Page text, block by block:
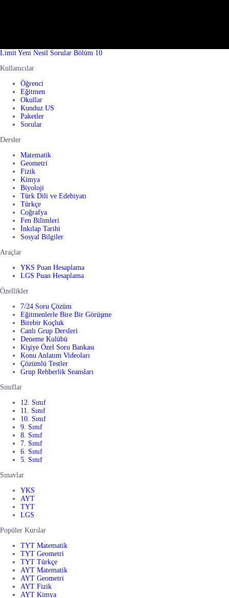
Limit Yeni Nesil Sorular Bölüm 10
Kullanıcılar
Öğrenci
Eğitmen
Okullar
Kunduz US
Paketler
Sorular
Dersler
Matematik
Geometri
Fizik
Kimya
Biyoloji
Türk Dili ve Edebiyatı
Türkçe
Coğrafya
Fen Bilimleri
İnkılap Tarihi
Sosyal Bilgiler
Araçlar
YKS Puan Hesaplama
LGS Puan Hesaplama
Özellikler
7/24 Soru Çözüm
Eğitmenlerle Bire Bir Görüşme
Birebir Koçluk
Canlı Grup Dersleri
Deneme Kulübü
Kişiye Özel Soru Bankası
Konu Anlatım Videoları
Çözümlü Testler
Grup Rehberlik Seansları
Sınıflar
12. Sınıf
11. Sınıf
10. Sınıf
9. Sınıf
8. Sınıf
7. Sınıf
6. Sınıf
5. Sınıf
Sınavlar
YKS
AYT
TYT
LGS
Popüler Kurslar
TYT Matematik
TYT Geometri
TYT Türkçe
AYT Matematik
AYT Geometri
AYT Fizik
AYT Kimya